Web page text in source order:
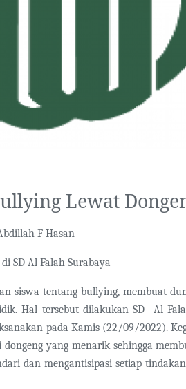
Lewat
F Hasan
SD Al Falah Surabaya
tentang bullying, membuat
Hal tersebut dilakukan SD
Al
pada Kamis (22/09/2022).
yang menarik sehingga
dan mengantisipasi setiap